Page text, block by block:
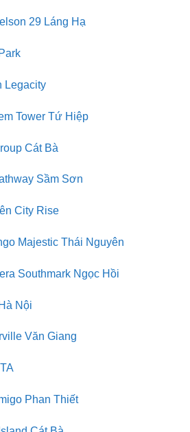
29 Láng Hạ
Legacity
Tower Tứ Hiệp
Cát Bà
Sầm Sơn
City Rise
Majestic Thái Nguyên
Southmark Ngọc Hồi
Nội
Văn Giang
Phan Thiết